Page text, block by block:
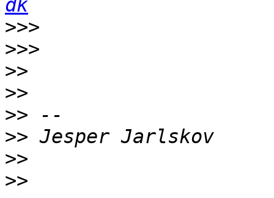
dk
>>>
>>>
>>
>>
>>
>>
>>
>>